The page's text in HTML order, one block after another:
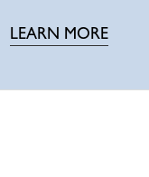
LEARN MORE